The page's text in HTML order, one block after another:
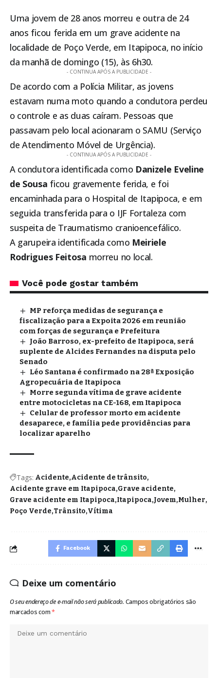
Uma jovem de 28 anos morreu e outra de 24
anos ficou ferida em um grave acidente na
localidade de Poço Verde, em Itapipoca, no início
da manhã de domingo (15), às 6h30.
- CONTINUA APÓS A PUBLICIDADE -
De acordo com a Polícia Militar, as jovens
estavam numa moto quando a condutora perdeu
o controle e as duas caíram. Pessoas que
passavam pelo local acionaram o SAMU (Serviço
de Atendimento Móvel de Urgência).
- CONTINUA APÓS A PUBLICIDADE -
A condutora identificada como Danizele Eveline
de Sousa ficou gravemente ferida, e foi
encaminhada para o Hospital de Itapipoca, e em
seguida transferida para o IJF Fortaleza com
suspeita de Traumatismo cranioencefálico.
A garupeira identificada como Meiriele
Rodrigues Feitosa morreu no local.
Você pode gostar também
MP reforça medidas de segurança e
fiscalização para a Expoita 2026 em reunião
com forças de segurança e Prefeitura
João Barroso, ex-prefeito de Itapipoca, será
suplente de Alcides Fernandes na disputa pelo
Senado
Léo Santana é confirmado na 28ª Exposição
Agropecuária de Itapipoca
Morre segunda vítima de grave acidente
entre motocicletas na CE-168, em Itapipoca
Celular de professor morto em acidente
desaparece, e família pede providências para
localizar aparelho
Tags: Acidente Acidente de trânsito
Acidente grave em Itapipoca Grave acidente
Grave acidente em Itapipoca Itapipoca Jovem Mulher
Poço Verde Trânsito Vítima
Facebook
Deixe um comentário
O seu endereço de e-mail não será publicado. Campos obrigatórios são
marcados com*